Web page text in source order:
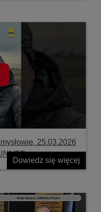
25.03.2026
Dowiedz się więcej